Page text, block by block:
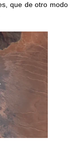
que de otro modo